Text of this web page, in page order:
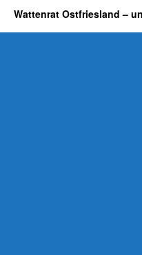
Wattenrat Ostfriesland –